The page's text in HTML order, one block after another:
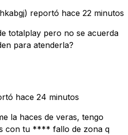
reportó hace 22 minutos
totalplay pero no se acuerda
para atenderla?
hace 24 minutos
la haces de veras, tengo
con tu **** fallo de zona q